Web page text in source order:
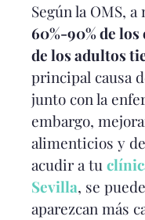
Según la OMS,
60%-90% de los
de los adultos
principal causa
junto con la
embargo,
alimenticios y
acudir a tu
Sevilla, se
aparezcan más